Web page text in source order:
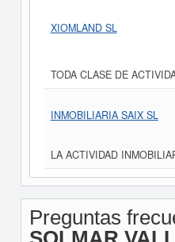
XIOMLAND SL
TODA CLASE DE
INMOBILIARIA SAIX SL
LA ACTIVIDAD
Preguntas